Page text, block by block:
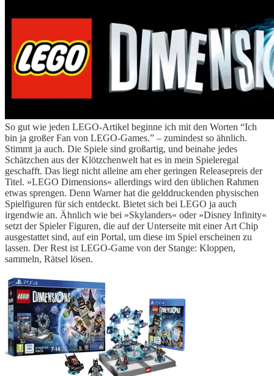
So gut wie jeden LEGO-Artikel beginne ich mit den Worten “Ich
bin ja großer Fan von LEGO-Games.” – zumindest so ähnlich.
Stimmt ja auch. Die Spiele sind großartig, und beinahe jedes
Schätzchen aus der Klötzchenwelt hat es in mein Spieleregal
geschafft. Das liegt nicht alleine am eher geringen Releasepreis der
Titel. »LEGO Dimensions« allerdings wird den üblichen Rahmen
etwas sprengen. Denn Warner hat die gelddruckenden physischen
Spielfiguren für sich entdeckt. Bietet sich bei LEGO ja auch
irgendwie an. Ähnlich wie bei »Skylanders« oder »Disney Infinity«
setzt der Spieler Figuren, die auf der Unterseite mit einer Art Chip
ausgestattet sind, auf ein Portal, um diese im Spiel erscheinen zu
lassen. Der Rest ist LEGO-Game von der Stange: Kloppen,
sammeln, Rätsel lösen.